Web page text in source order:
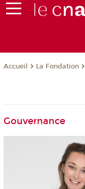
Accueil La Fondation
Gouvernance